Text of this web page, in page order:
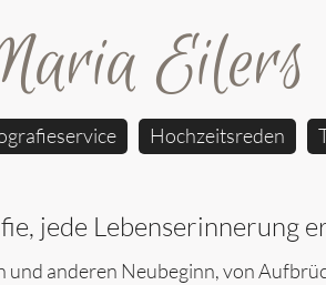
Hochzeitsreden
jede Lebenserinnerung
und anderen Neubeginn, von
Eilers